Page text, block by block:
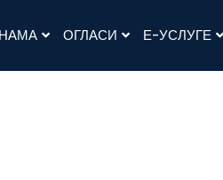
ОГЛАСИ Е-УСЛУГЕ